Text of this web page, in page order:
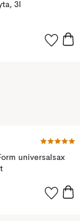
3l
universalsax